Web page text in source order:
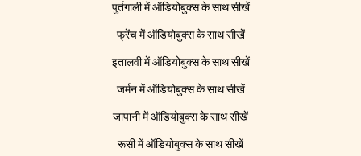
पुर्तगाली में ऑडियोबुक्स के साथ सीखें
फ्रेंच में ऑडियोबुक्स के साथ सीखें
इतालवी में ऑडियोबुक्स के साथ सीखें
जर्मन में ऑडियोबुक्स के साथ सीखें
जापानी में ऑडियोबुक्स के साथ सीखें
रूसी में ऑडियोबुक्स के साथ सीखें